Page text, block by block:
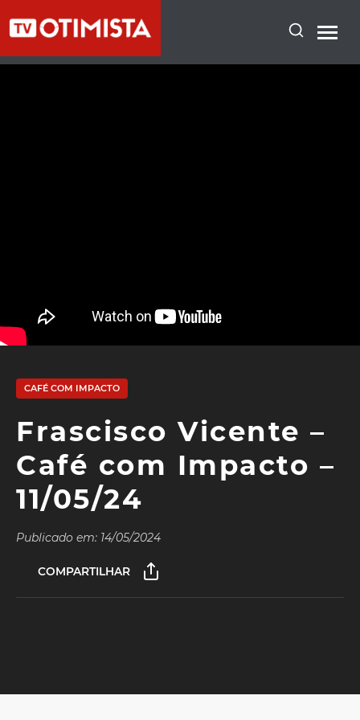
CAFÉ COM IMPACTO
Frascisco Vicente –
Café com Impacto –
11/05/24
Publicado em: 14/05/2024
COMPARTILHAR